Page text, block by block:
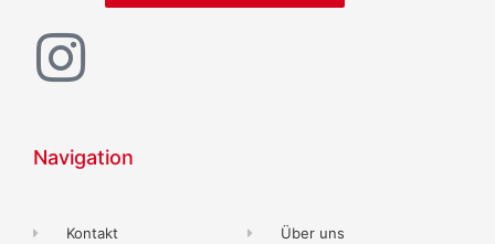
Navigation
Kontakt Über uns